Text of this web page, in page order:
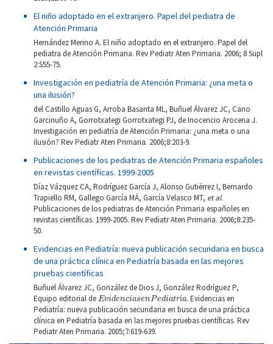
El niño adoptado en el extranjero. Papel del pediatra de
Atención Primaria
Hernández Merino A. El niño adoptado en el extranjero. Papel del
pediatra de Atención Primaria. Rev Pediatr Aten Primaria. 2006; 8 Supl
2:S55-75.
Investigación en pediatría de Atención Primaria: ¿una meta o
una ilusión?
del Castillo Aguas G, Arroba Basanta ML, Buñuel Álvarez JC, Cano
Garcinuño A, Gorrotxategi Gorrotxategi PJ, de Inocencio Arocena J.
Investigación en pediatría de Atención Primaria: ¿una meta o una
ilusión? Rev Pediatr Aten Primaria. 2006;8:203-9.
Publicaciones de los pediatras de Atención Primaria españoles
en revistas científicas. 1999-2005
Díaz Vázquez CA, Rodríguez García J, Alonso Gutiérrez I, Bernardo
Trapiello RM, Gallego García MÁ, García Velasco MT, et al.
Publicaciones de los pediatras de Atención Primaria españoles en
revistas científicas. 1999-2005. Rev Pediatr Aten Primaria. 2006;8:235-
50.
Evidencias en Pediatría: nueva publicación secundaria en busca
de una práctica clínica en Pediatría basada en las mejores
pruebas científicas
Buñuel Álvarez JC, González de Dios J, González Rodríguez P,
Equipo editorial de EvidenciasenPediatría
Evidenci asenPed atría
. Evidencias en
Pediatría: nueva publicación secundaria en busca de una práctica
clínica en Pediatría basada en las mejores pruebas científicas. Rev
Pediatr Aten Primaria. 2005;7:619-639.